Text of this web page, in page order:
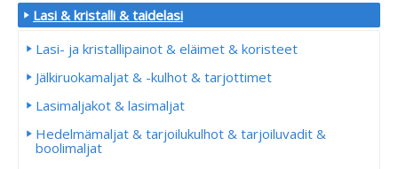
Lasi & kristalli & taidelasi
Lasi- ja kristallipainot & eläimet & koristeet
Jälkiruokamaljat & -kulhot & tarjottimet
Lasimaljakot & lasimaljat
Hedelmämaljat & tarjoilukulhot & tarjoiluvadit &
boolimaljat